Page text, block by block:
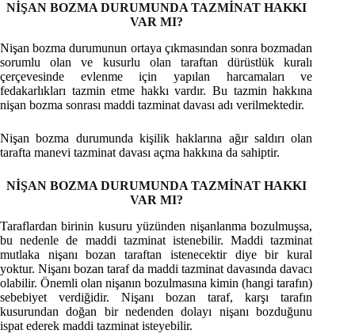
NİŞAN BOZMA DURUMUNDA TAZMİNAT HAKKI
VAR MI?
Nişan bozma durumunun ortaya çıkmasından sonra bozmadan
sorumlu olan ve kusurlu olan taraftan dürüstlük kuralı
çerçevesinde evlenme için yapılan harcamaları ve
fedakarlıkları tazmin etme hakkı vardır. Bu tazmin hakkına
nişan bozma sonrası maddi tazminat davası adı verilmektedir.
Nişan bozma durumunda kişilik haklarına ağır saldırı olan
tarafta manevi tazminat davası açma hakkına da sahiptir.
NİŞAN BOZMA DURUMUNDA TAZMİNAT HAKKI
VAR MI?
Taraflardan birinin kusuru yüzünden nişanlanma bozulmuşsa,
bu nedenle de maddi tazminat istenebilir. Maddi tazminat
mutlaka nişanı bozan taraftan istenecektir diye bir kural
yoktur. Nişanı bozan taraf da maddi tazminat davasında davacı
olabilir. Önemli olan nişanın bozulmasına kimin (hangi tarafın)
sebebiyet verdiğidir. Nişanı bozan taraf, karşı tarafın
kusurundan doğan bir nedenden dolayı nişanı bozduğunu
ispat ederek maddi tazminat isteyebilir.